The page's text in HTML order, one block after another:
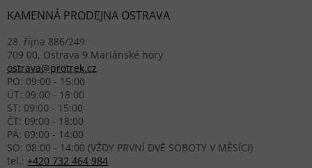
KAMENNÁ PRODEJNA OSTRAVA
28. října 886/249
709 00, Ostrava 9 Mariánské hory
ostrava@protrek.cz
PO: 09:00 - 15:00
ÚT: 09:00 - 18:00
ST: 09:00 - 15:00
ČT: 09:00 - 18:00
PÁ: 09:00 - 14:00
SO: 08:00 - 14:00 (VŽDY PRVNÍ DVĚ SOBOTY V MĚSÍCI)
tel.: +420 732 464 984